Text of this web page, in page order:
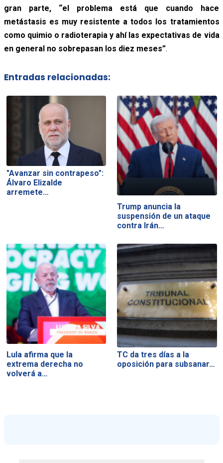
gran parte, “el problema está que cuando hace
metástasis es muy resistente a todos los tratamientos
como quimio o radioterapia y ahí las expectativas de vida
en general no sobrepasan los diez meses”.
Entradas relacionadas:
"Avanzar sin contrapeso":
Álvaro Elizalde
arremete…
Trump anuncia la
suspensión de un ataque
contra Irán…
Lula afirma que la
extrema derecha no
volverá a…
TC da tres días a la
oposición para subsanar…